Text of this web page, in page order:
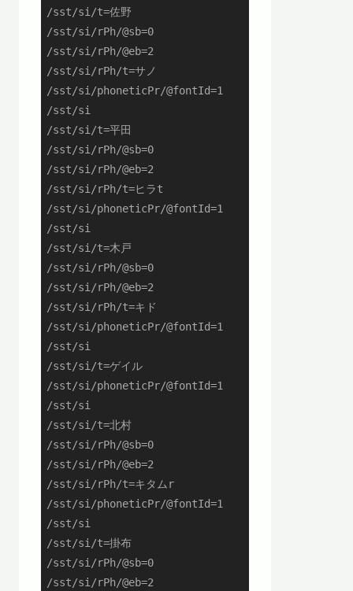
/sst/si/t=佐野
/sst/si/rPh/@sb=0
/sst/si/rPh/@eb=2
/sst/si/rPh/t=サノ
/sst/si/phoneticPr/@fontId=1
/sst/si
/sst/si/t=平田
/sst/si/rPh/@sb=0
/sst/si/rPh/@eb=2
/sst/si/rPh/t=ヒラt
/sst/si/phoneticPr/@fontId=1
/sst/si
/sst/si/t=木戸
/sst/si/rPh/@sb=0
/sst/si/rPh/@eb=2
/sst/si/rPh/t=キド
/sst/si/phoneticPr/@fontId=1
/sst/si
/sst/si/t=ゲイル
/sst/si/phoneticPr/@fontId=1
/sst/si
/sst/si/t=北村
/sst/si/rPh/@sb=0
/sst/si/rPh/@eb=2
/sst/si/rPh/t=キタムr
/sst/si/phoneticPr/@fontId=1
/sst/si
/sst/si/t=掛布
/sst/si/rPh/@sb=0
/sst/si/rPh/@eb=2